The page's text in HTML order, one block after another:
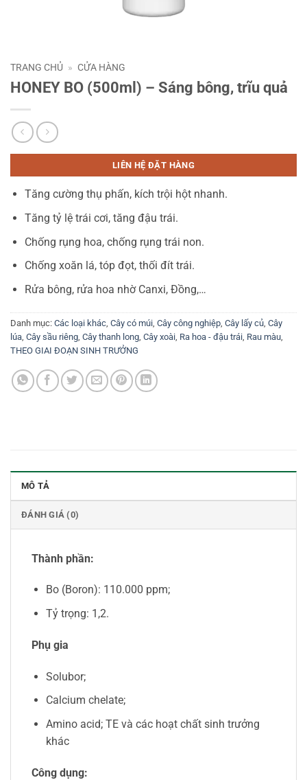
TRANG CHỦ » CỬA HÀNG
HONEY BO (500ml) – Sáng bông, trĩu quả
LIÊN HỆ ĐẶT HÀNG
Tăng cường thụ phấn, kích trội hột nhanh.
Tăng tỷ lệ trái cơi, tăng đậu trái.
Chống rụng hoa, chống rụng trái non.
Chống xoăn lá, tóp đọt, thối đít trái.
Rửa bông, rửa hoa nhờ Canxi, Đồng,…
Danh mục: Các loại khác Cây có múi Cây công nghiệp Cây lấy củ Cây
lúa Cây sầu riêng Cây thanh long Cây xoài Ra hoa - đậu trái Rau màu
THEO GIAI ĐOẠN SINH TRƯỞNG
MÔ TẢ
ĐÁNH GIÁ (0)
Thành phần:
Bo (Boron): 110.000 ppm;
Tỷ trọng: 1,2.
Phụ gia
Solubor;
Calcium chelate;
Amino acid; TE và các hoạt chất sinh trưởng
khác
Công dụng: